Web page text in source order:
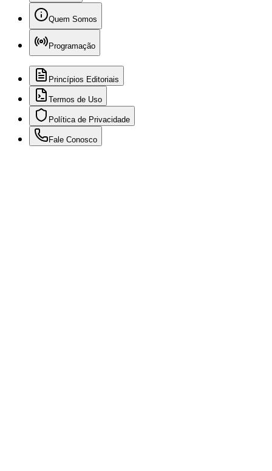
Quem Somos
Programação
Princípios Editoriais
Termos de Uso
Política de Privacidade
Fale Conosco